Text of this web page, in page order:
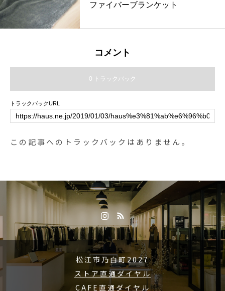
ファイバーブランケット
コメント
0 トラックバック
トラックバックURL
この記事へのトラックバックはありません。
松江市乃白町2027
ストア直通ダイヤル
CAFE直通ダイヤル